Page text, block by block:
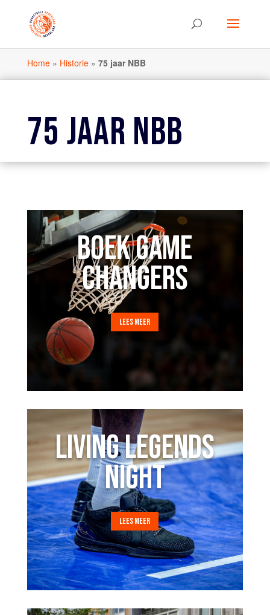
Home» Historie» 75 jaar NBB
75 JAAR NBB
BOEK GAME
CHANGERS
LEES MEER
LIVING LEGENDS
NIGHT
LEES MEER